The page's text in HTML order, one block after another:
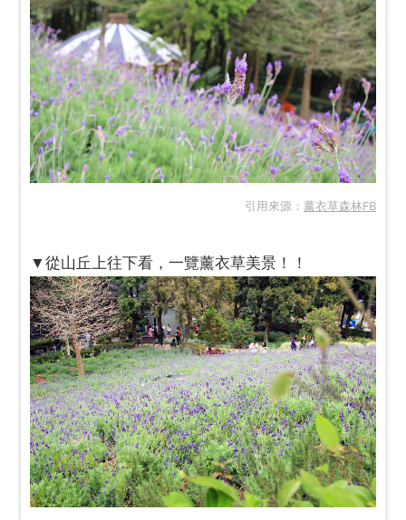
引用來源： 薰衣草森林FB
▼從山丘上往下看，一覽薰衣草美景！！